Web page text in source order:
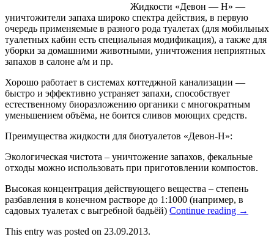
Жидкости «Девон — Н» —
уничтожители запаха широко спектра действия, в первую
очередь применяемые в разного рода туалетах (для мобильных
туалетных кабин есть специальная модификация), а также для
уборки за домашними животными, уничтожения неприятных
запахов в салоне а/м и пр.
Хорошо работает в системах коттеджной канализации —
быстро и эффективно устраняет запахи, способствует
естественному биоразложению органики с многократным
уменьшением объёма, не боится сливов моющих средств.
Преимущества жидкости для биотуалетов «Девон-Н»:
Экологическая чистота – уничтожение запахов, фекальные
отходы можно использовать при приготовлении компостов.
Высокая концентрация действующего вещества – степень
разбавления в конечном растворе до 1:1000 (например, в
садовых туалетах с выгребной бадьёй) Continue reading →
This entry was posted on 23.09.2013.